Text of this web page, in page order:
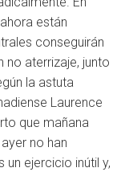
están
conseguirán
no aterrizaje, junto
la astuta
Laurence
que mañana
no han
ejercicio inútil y,